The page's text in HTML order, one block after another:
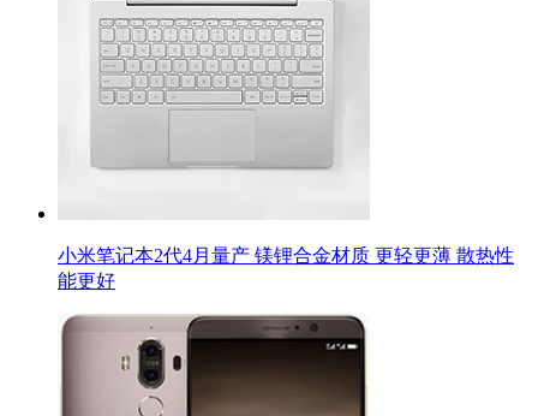
小米笔记本2代4月量产 镁锂合金材质 更轻更薄 散热性
能更好